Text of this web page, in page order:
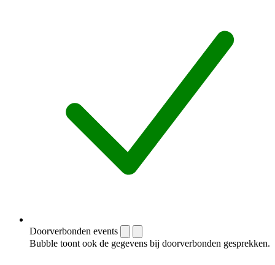
Doorverbonden events
Bubble toont ook de gegevens bij doorverbonden gesprekken.